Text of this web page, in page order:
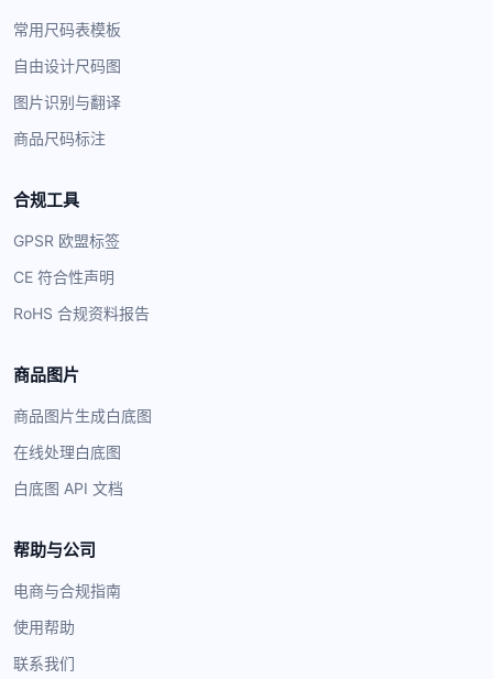
常用尺码表模板
自由设计尺码图
图片识别与翻译
商品尺码标注
合规工具
GPSR 欧盟标签
CE 符合性声明
RoHS 合规资料报告
商品图片
商品图片生成白底图
在线处理白底图
白底图 API 文档
帮助与公司
电商与合规指南
使用帮助
联系我们